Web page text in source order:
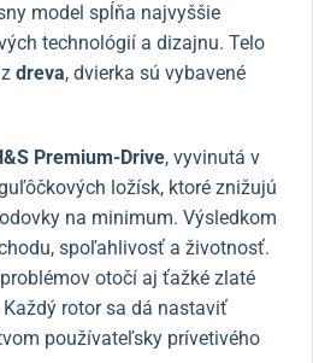
model spĺňa najvyššie
technológií a dizajnu. Telo
dreva, dvierka sú vybavené
Premium-Drive, vyvinutá v
ložísk, ktoré znižujú
na minimum. Výsledkom
spoľahlivosť a životnosť.
otočí aj ťažké zlaté
rotor sa dá nastaviť
používateľsky prívetivého